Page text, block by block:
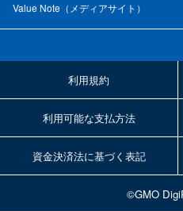
Value Note（ メディアサイト ）
利用規約
利用可能な支払方法
資金決済法に基づく表記
©GMO